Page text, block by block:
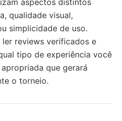
aspectos distintos
qualidade visual,
simplicidade de uso.
reviews verificados e
tipo de experiência você
que gerará
o torneio.